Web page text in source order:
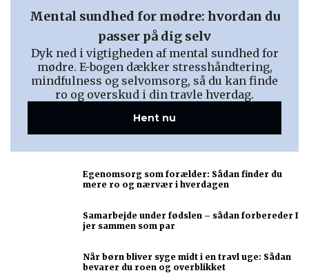
Mental sundhed for mødre: hvordan du
passer på dig selv
Dyk ned i vigtigheden af mental sundhed for
mødre. E-bogen dækker stresshåndtering,
mindfulness og selvomsorg, så du kan finde
ro og overskud i din travle hverdag.
Hent nu
Egenomsorg som forælder: Sådan finder du
mere ro og nærvær i hverdagen
Samarbejde under fødslen – sådan forbereder I
jer sammen som par
Når børn bliver syge midt i en travl uge: Sådan
bevarer du roen og overblikket